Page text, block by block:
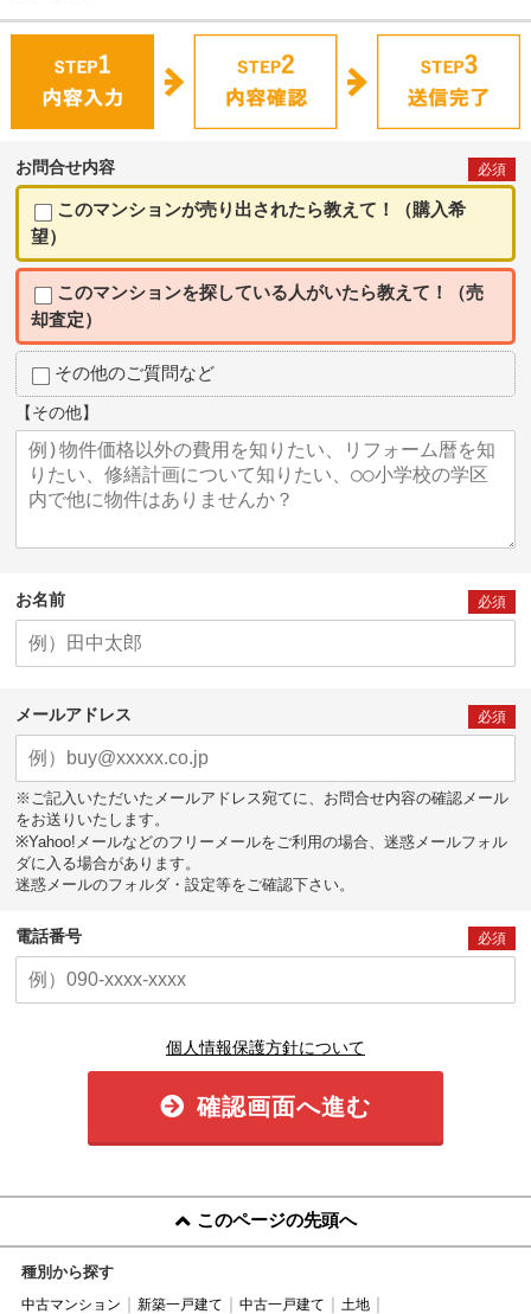
お問合せ内容 必須
このマンションが売り出されたら教えて！（購入希
望）
このマンションを探している人がいたら教えて！（売
却査定）
その他のご質問など
【その他】
お名前 必須
メールアドレス 必須
※ご記入いただいたメールアドレス宛てに、お問合せ内容の確認メール
をお送りいたします。
※Yahoo!メールなどのフリーメールをご利用の場合、迷惑メールフォル
ダに入る場合があります。
迷惑メールのフォルダ・設定等をご確認下さい。
電話番号 必須
個人情報保護方針について
確認画面へ進む
このページの先頭へ
種別から探す
中古マンション 新築一戸建て 中古一戸建て
土地